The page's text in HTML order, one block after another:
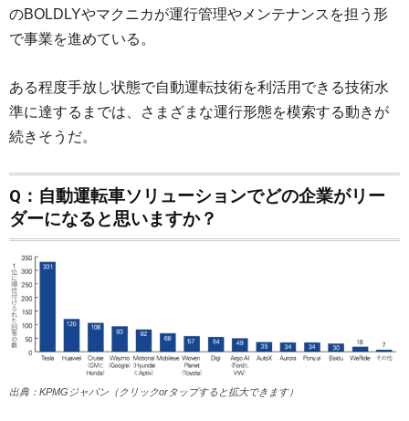
のBOLDLYやマクニカが運行管理やメンテナンスを担う形
で事業を進めている。
ある程度手放し状態で自動運転技術を利活用できる技術水
準に達するまでは、さまざまな運行形態を模索する動きが
続きそうだ。
Q：自動運転車ソリューションでどの企業がリー
ダーになると思いますか？
出典：KPMGジャパン（クリックorタップすると拡大できます）